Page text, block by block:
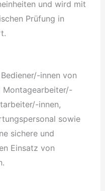
und wird mit
Prüfung in
innen von
Montagearbeiter/-
innen,
sowie
sichere und
Einsatz von